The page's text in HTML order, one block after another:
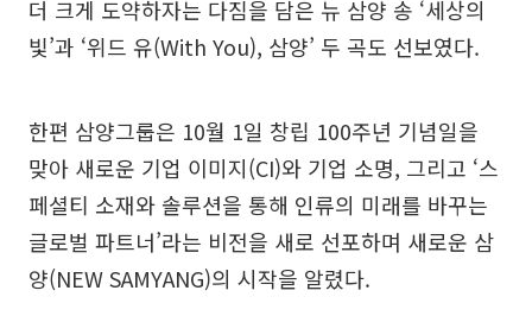
더 크게 도약하자는 다짐을 담은 뉴 삼양 송 ‘세상의
빛’과 ‘위드 유(With You), 삼양’ 두 곡도 선보였다.
한편 삼양그룹은 10월 1일 창립 100주년 기념일을
맞아 새로운 기업 이미지(CI)와 기업 소명, 그리고 ‘스
페셜티 소재와 솔루션을 통해 인류의 미래를 바꾸는
글로벌 파트너’라는 비전을 새로 선포하며 새로운 삼
양(NEW SAMYANG)의 시작을 알렸다.